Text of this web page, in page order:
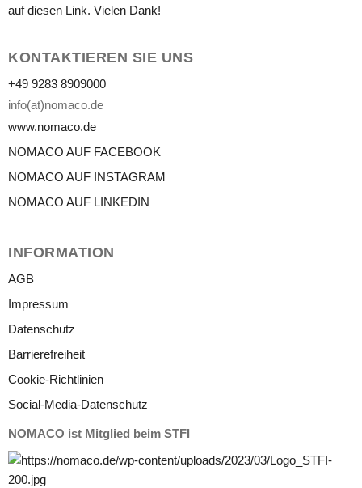
auf diesen Link. Vielen Dank!
KONTAKTIEREN SIE UNS
+49 9283 8909000
info(at)nomaco.de
www.nomaco.de
NOMACO AUF FACEBOOK
NOMACO AUF INSTAGRAM
NOMACO AUF LINKEDIN
INFORMATION
AGB
Impressum
Datenschutz
Barrierefreiheit
Cookie-Richtlinien
Social-Media-Datenschutz
NOMACO ist Mitglied beim STFI